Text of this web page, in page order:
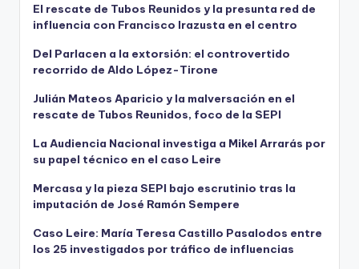
El rescate de Tubos Reunidos y la presunta red de
influencia con Francisco Irazusta en el centro
Del Parlacen a la extorsión: el controvertido
recorrido de Aldo López-Tirone
Julián Mateos Aparicio y la malversación en el
rescate de Tubos Reunidos, foco de la SEPI
La Audiencia Nacional investiga a Mikel Arrarás por
su papel técnico en el caso Leire
Mercasa y la pieza SEPI bajo escrutinio tras la
imputación de José Ramón Sempere
Caso Leire: María Teresa Castillo Pasalodos entre
los 25 investigados por tráfico de influencias